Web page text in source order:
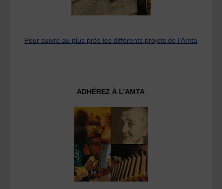
Pour suivre au plus près les différents projets de l’Amta
ADHÉREZ À L’AMTA